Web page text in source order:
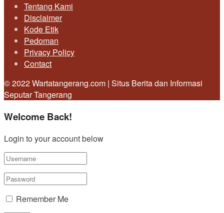
Tentang Kami
Disclaimer
Kode Etik
Pedoman
Privacy Policy
Contact
© 2022 Wartatangerang.com | Situs Berita dan Informasi
Seputar Tangerang
Welcome Back!
Login to your account below
Remember Me